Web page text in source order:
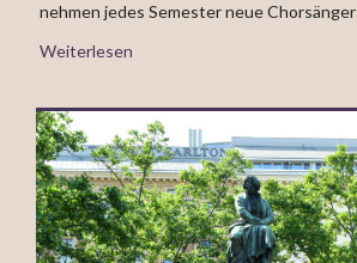
nehmen jedes Semester neue
Weiterlesen